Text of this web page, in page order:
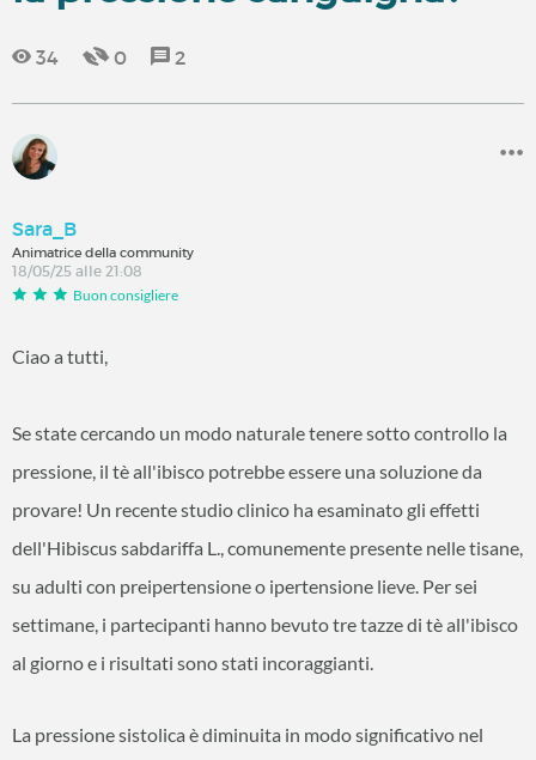
34 0 2
Sara_B
Animatrice della community
18/05/25 alle 21:08
Buon consigliere
Ciao a tutti,
Se state cercando un modo naturale tenere sotto controllo la
pressione, il tè all'ibisco potrebbe essere una soluzione da
provare! Un recente studio clinico ha esaminato gli effetti
dell'Hibiscus sabdariffa L., comunemente presente nelle tisane,
su adulti con preipertensione o ipertensione lieve. Per sei
settimane, i partecipanti hanno bevuto tre tazze di tè all'ibisco
al giorno e i risultati sono stati incoraggianti.
La pressione sistolica è diminuita in modo significativo nel